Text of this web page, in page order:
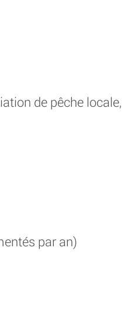
de pêche locale,
par an)